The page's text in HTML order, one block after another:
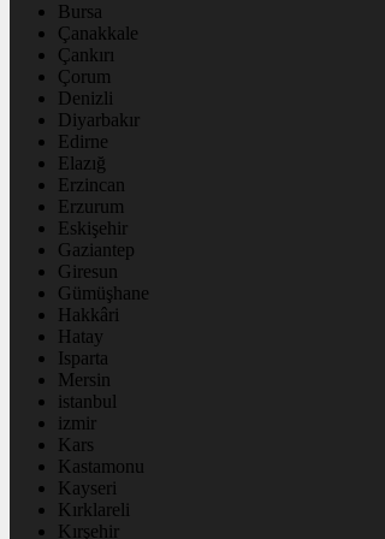
Bursa
Çanakkale
Çankırı
Çorum
Denizli
Diyarbakır
Edirne
Elazığ
Erzincan
Erzurum
Eskişehir
Gaziantep
Giresun
Gümüşhane
Hakkâri
Hatay
Isparta
Mersin
istanbul
izmir
Kars
Kastamonu
Kayseri
Kırklareli
Kırşehir